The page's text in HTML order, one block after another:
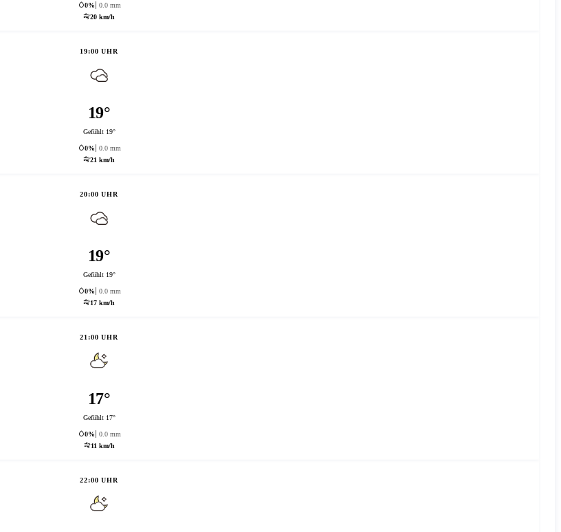
0%
0.0 mm
20 km/h
19:00 UHR
19°
Gefühlt 19°
0%
0.0 mm
21 km/h
20:00 UHR
19°
Gefühlt 19°
0%
0.0 mm
17 km/h
21:00 UHR
17°
Gefühlt 17°
0%
0.0 mm
11 km/h
22:00 UHR